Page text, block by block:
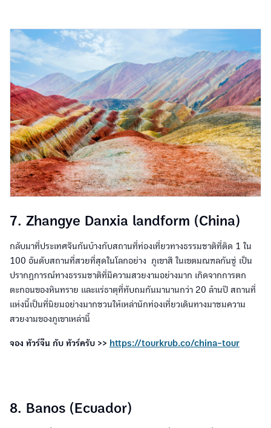
7. Zhangye Danxia landform (China)
กลับมาที่ประเทศจีนกันบ้างกับสถานที่ท่องเที่ยวทางธรรมชาติที่ติด 1 ใน
100 อันดับสถานที่สวยที่สุดในโลกอย่าง ภูเขาสี ในเขตมณฑลกันซู่ เป็น
ปรากฏการณ์ทางธรรมชาติที่มีความสวยงามอย่างมาก เกิดจากการตก
ตะกอนของหินทราย และแร่ธาตุที่ทับถมกันมานานกว่า 20 ล้านปี สถานที่
แห่งนี้เป็นที่นิยมอย่างมากชวนให้เหล่านักท่องเที่ยวเดินทางมาชมความ
สวยงามของภูเขาเหล่านี้
จอง ทัวร์จีน กับ ทัวร์ครับ >> https://tourkrub.co/china-tour
8. Banos (Ecuador)